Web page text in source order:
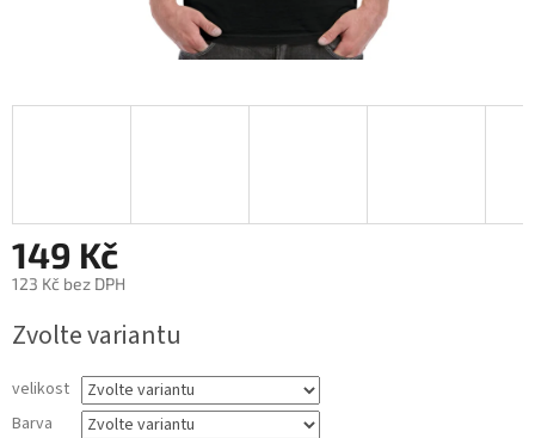
149 Kč
123 Kč bez DPH
cena:
Zvolte variantu
velikost
Barva